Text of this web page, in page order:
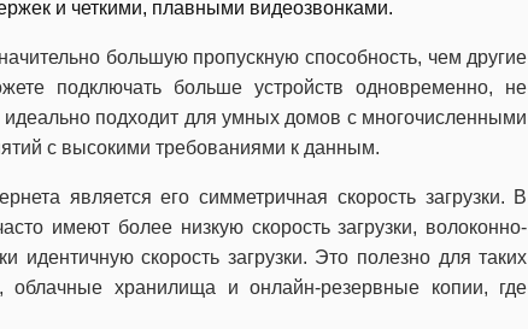
и четкими, плавными видеозвонками.
большую пропускную способность, чем другие
подключать больше устройств одновременно, не
подходит для умных домов с многочисленными
с высокими требованиями к данным.
является его симметричная скорость загрузки. В
имеют более низкую скорость загрузки, волоконно-
идентичную скорость загрузки. Это полезно для таких
облачные хранилища и онлайн-резервные копии, где